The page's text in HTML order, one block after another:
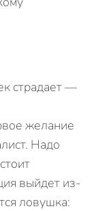
страдает —
желание
Надо
выйдет из-
ловушка: